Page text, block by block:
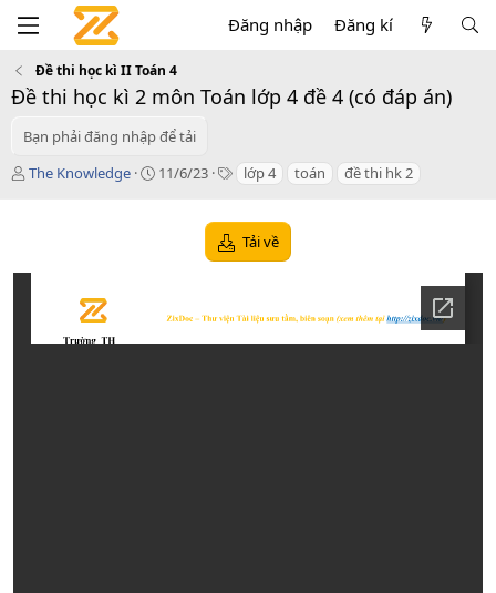
Đăng nhập Đăng kí
Đề thi học kì II Toán 4
Đề thi học kì 2 môn Toán lớp 4 đề 4 (có đáp án)
Bạn phải đăng nhập để tải
T
ả
The Knowledge
C11/6/23
T lớp 4 toán đề thi hk 2
Tải về